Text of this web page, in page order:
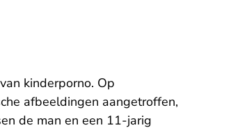
kinderporno. Op
afbeeldingen aangetroffen,
de man en een 11-jarig